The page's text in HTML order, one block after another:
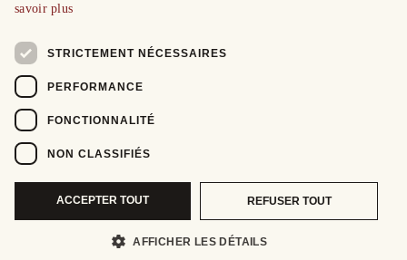
savoir plus
STRICTEMENT NÉCESSAIRES
PERFORMANCE
FONCTIONNALITÉ
NON CLASSIFIÉS
ACCEPTER TOUT REFUSER TOUT
AFFICHER LES DÉTAILS